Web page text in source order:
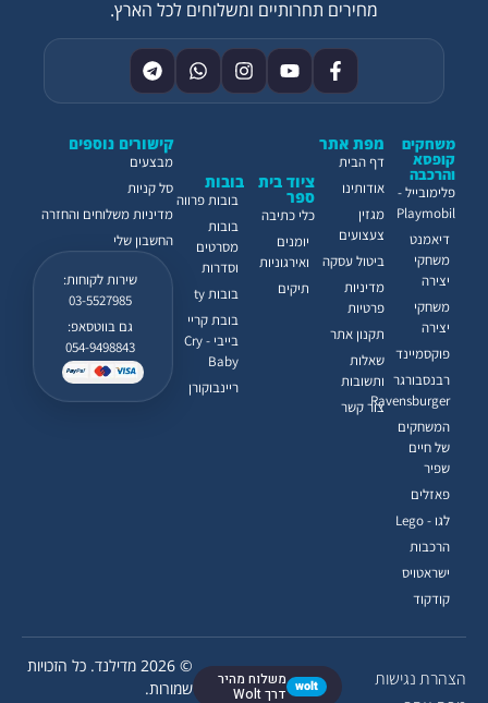
הצהרת נגישות
wolt משלוח מהיר
דרך Wolt
© 2026 מדילנד. כל הזכויות
שמורות.
קישורים נוספים
מבצעים
סל קניות
מדיניות משלוחים והחזרה
החשבון שלי
שירות לקוחות:
03-5527985
גם בווטסאפ:
054-9498843
ציוד בית
ספר
כלי כתיבה
יומנים
ואירגוניות
תיקים
בובות
בובות פרווה
בובות
מסרטים
וסדרות
בובות ty
בובת קריי
בייבי - Cry
Baby
ריינבוקורן
משחקים
קופסא
והרכבה
פלימובייל -
Playmobil
דיאמנט
משחקי
יצירה
משחקי
יצירה
פוקסמיינד
רבנסבורגר
Ravensburger
המשחקים
של חיים
שפיר
פאזלים
לגו - Lego
הרכבות
ישראטויס
קודקוד
מפת אתר
דף הבית
אודותינו
מגזין
צעצועים
ביטול עסקה
מדיניות
פרטיות
תקנון אתר
שאלות
ותשובות
צור קשר
מחירים תחרותיים ומשלוחים לכל הארץ.